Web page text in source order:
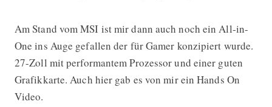
Am Stand vom MSI ist mir dann auch noch ein All-in-
One ins Auge gefallen der für Gamer konzipiert wurde.
27-Zoll mit performantem Prozessor und einer guten
Grafikkarte. Auch hier gab es von mir ein Hands On
Video.